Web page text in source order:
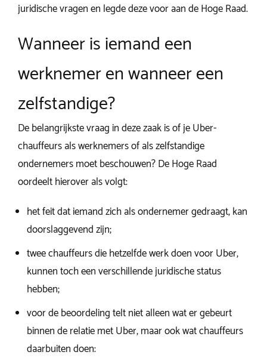
juridische vragen en legde deze voor aan de Hoge Raad.
Wanneer is iemand een
werknemer en wanneer een
zelfstandige?
De belangrijkste vraag in deze zaak is of je Uber-
chauffeurs als werknemers of als zelfstandige
ondernemers moet beschouwen? De Hoge Raad
oordeelt hierover als volgt:
het feit dat iemand zich als ondernemer gedraagt, kan
doorslaggevend zijn;
twee chauffeurs die hetzelfde werk doen voor Uber,
kunnen toch een verschillende juridische status
hebben;
voor de beoordeling telt niet alleen wat er gebeurt
binnen de relatie met Uber, maar ook wat chauffeurs
daarbuiten doen: